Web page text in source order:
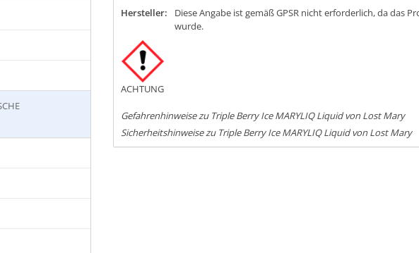
Hersteller:
Diese Angabe ist gemäß GPSR nicht erforderlich, da das
wurde.
ACHTUNG
Gefahrenhinweise zu Triple Berry Ice MARYLIQ Liquid von Lost Mary
Sicherheitshinweise zu Triple Berry Ice MARYLIQ Liquid von Lost Mary